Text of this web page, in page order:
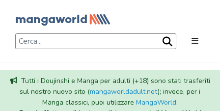
Tutti i Doujinshi e Manga per adulti (+18) sono stati trasferiti
sul nostro nuovo sito (mangaworldadult.net); invece, per i
Manga classici, puoi utilizzare MangaWorld.